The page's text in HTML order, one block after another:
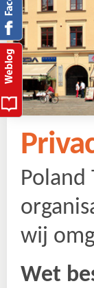
Poland
wĳ
Wet